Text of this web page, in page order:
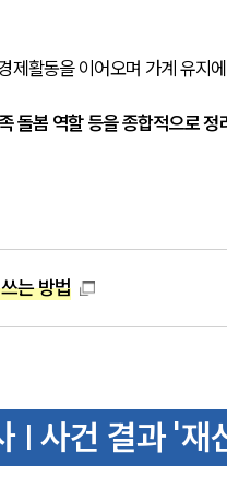
제활동을 이어오며 가계 유지
돌봄 역할 등을 종합적으로
는 방법
| 사건 결과 '재